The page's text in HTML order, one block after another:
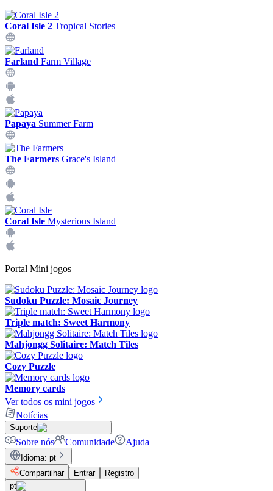
Coral Isle 2 Tropical Stories
Farland Farm Village
Papaya Summer Farm
The Farmers Grace's Island
Coral Isle Mysterious Island
Portal Mini jogos
Sudoku Puzzle: Mosaic Journey
Triple match: Sweet Harmony
Mahjongg Solitaire: Match Tiles
Cozy Puzzle
Memory cards
Ver todos os mini jogos
Notícias
Suporte
Sobre nós Comunidade Ajuda
Idioma: pt
Compartilhar
Entrar
Registro
pt